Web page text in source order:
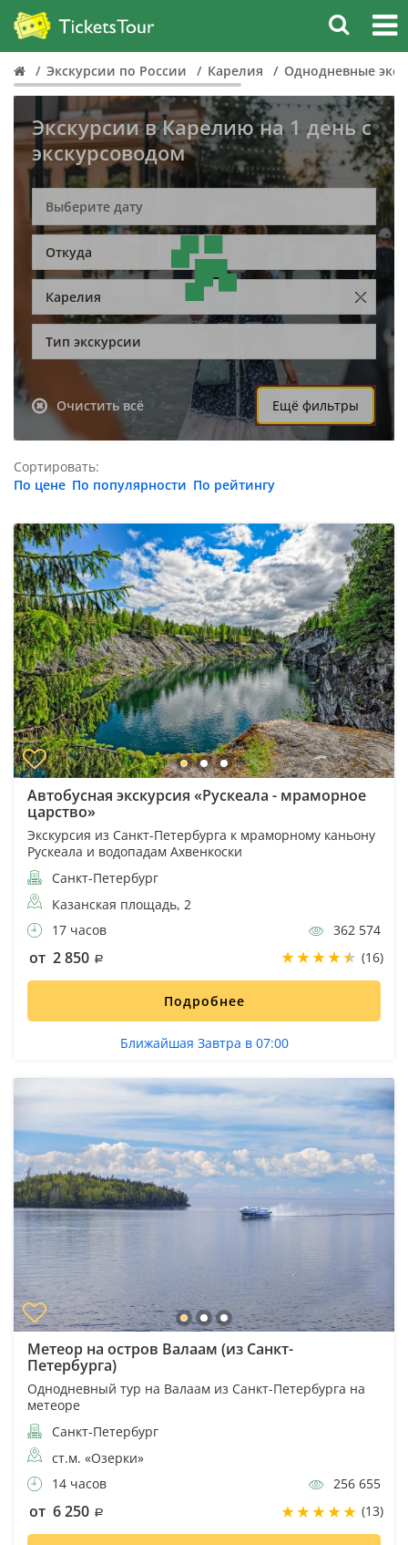
Экскурсии по России Карелия Однодневные
Экскурсии в Карелию на 1 день с
экскурсоводом
Откуда
Карелия
Тип экскурсии
Очистить всё Ещё фильтры
Сортировать:
По цене По популярности По рейтингу
Автобусная экскурсия «Рускеала - мраморное
царство»
Экскурсия из Санкт-Петербурга к мраморному каньону
Рускеала и водопадам Ахвенкоски
Санкт-Петербург
Казанская площадь, 2
17 часов
362 574
от 2 850 (16)
Подробнее
Ближайшая Завтра в 07:00
Метеор на остров Валаам (из Санкт-
Петербурга)
Однодневный тур на Валаам из Санкт-Петербурга на
метеоре
Санкт-Петербург
ст.м. «Озерки»
14 часов
256 655
от 6 250 (13)